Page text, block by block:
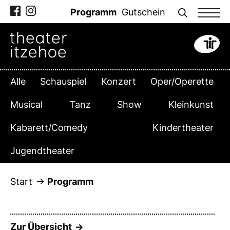
Zum
Inhalt
springen
Programm Gutschein
Alle Schauspiel Konzert Oper/Operette
Musical Tanz Show Kleinkunst
Kabarett/Comedy Kindertheater
Jugendtheater
Start Programm
Zur Übersicht